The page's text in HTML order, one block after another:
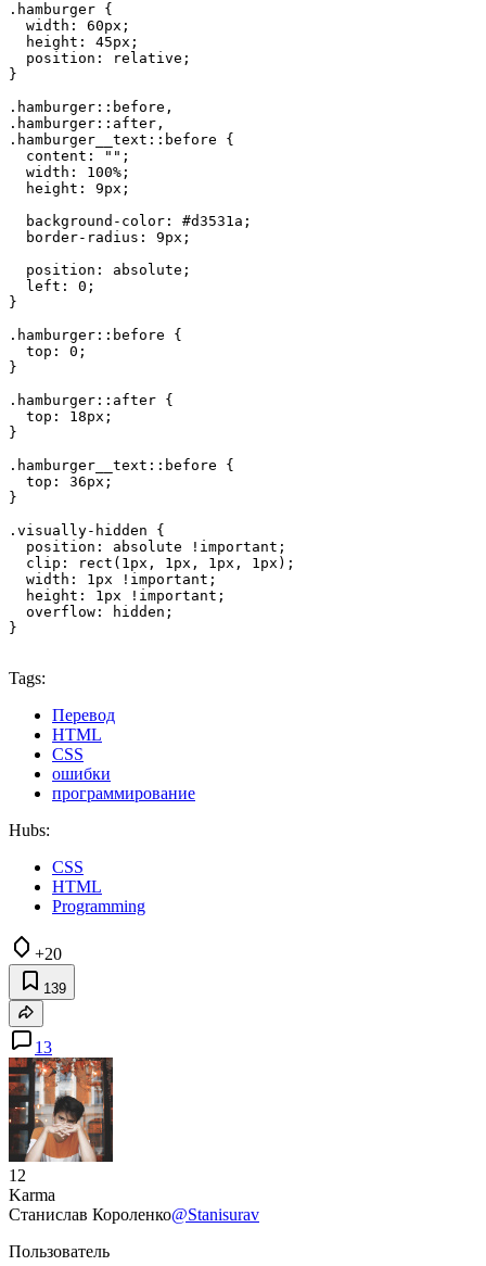
.hamburger {
  width: 60px;
  height: 45px;
  position: relative;
}
.hamburger::before,
.hamburger::after,
.hamburger__text::before {
  content: "";
  width: 100%;
  height: 9px;
  background-color: #d3531a;
  border-radius: 9px;
  position: absolute;
  left: 0;
}
.hamburger::before {
  top: 0;
}
.hamburger::after {
  top: 18px;
}
.hamburger__text::before {
  top: 36px;
}
.visually-hidden {
  position: absolute !important;
  clip: rect(1px, 1px, 1px, 1px);
  width: 1px !important;
  height: 1px !important;
  overflow: hidden;
}
Tags:
Перевод
HTML
CSS
ошибки
программирование
Hubs:
CSS
HTML
Programming
+20
139
13
12
Karma
Станислав Короленко@Stanisurav
Пользователь